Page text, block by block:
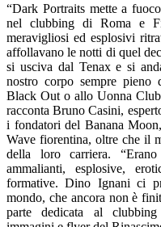
“Dark Portraits mette a
nel clubbing di Roma e
meravigliosi ed esplosivi
affollavano le notti di quel
si usciva dal Tenax e si
nostro corpo sempre pieno
Black Out o allo Uonna
racconta Bruno Casini,
i fondatori del Banana
Wave fiorentina, oltre che il
della loro carriera.
ammalianti, esplosive,
formative. Dino Ignani ci
mondo, che ancora non è
parte dedicata al